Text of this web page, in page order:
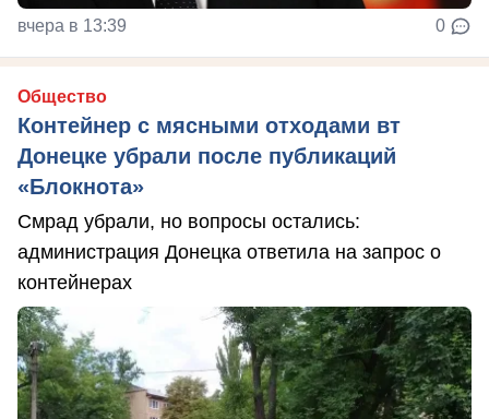
вчера в 13:39 0
Общество
Контейнер с мясными отходами вт
Донецке убрали после публикаций
«Блокнота»
Смрад убрали, но вопросы остались:
администрация Донецка ответила на запрос о
контейнерах